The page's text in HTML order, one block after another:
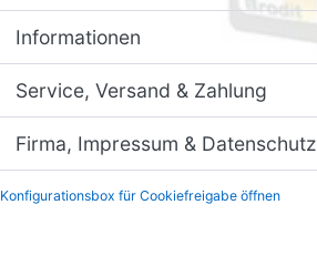
Informationen
Service, Versand & Zahlung
Firma, Impressum & Datenschutz
Konfigurationsbox für Cookiefreigabe öffnen